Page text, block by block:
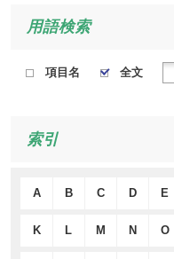
用語検索
項目名 全文
索引
A B C D E
K L M N O